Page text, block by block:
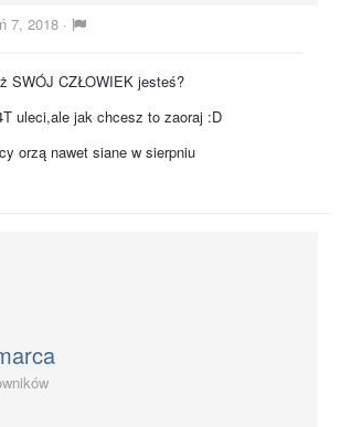
7, 2018 ·
SWÓJ CZŁOWIEK jesteś?
uleci,ale jak chcesz to zaoraj :D
orzą nawet siane w sierpniu